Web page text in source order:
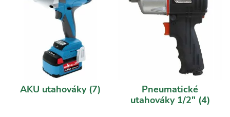
AKU utahováky (7)
Pneumatické
utahováky 1/2" (4)